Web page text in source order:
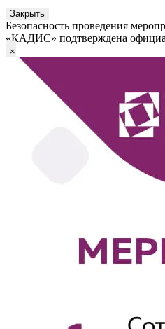
Закрыть
Безопасность проведения
«КАДИС» подтверждена
×